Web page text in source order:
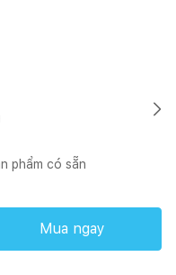
phẩm có sẵn
Mua ngay